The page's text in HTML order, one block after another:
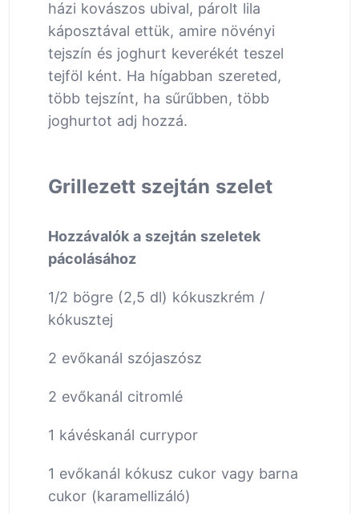
házi kovászos ubival, párolt lila
káposztával ettük, amire növényi
tejszín és joghurt keverékét teszel
tejföl ként. Ha hígabban szereted,
több tejszínt, ha sűrűbben, több
joghurtot adj hozzá.
Grillezett szejtán szelet
Hozzávalók a szejtán szeletek
pácolásához
1/2 bögre (2,5 dl) kókuszkrém /
kókusztej
2 evőkanál szójaszósz
2 evőkanál citromlé
1 kávéskanál currypor
1 evőkanál kókusz cukor vagy barna
cukor (karamellizáló)